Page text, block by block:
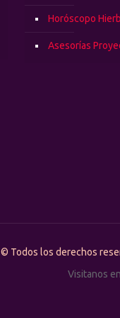
Horóscopo
Asesorías
© Todos los derechos
Visitanos